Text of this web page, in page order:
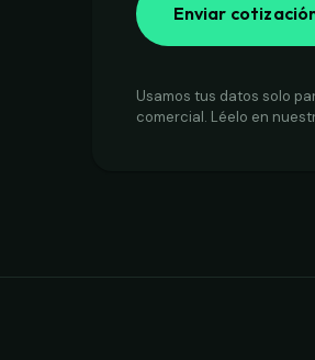
Enviar
Usamos tus datos solo
comercial. Léelo en